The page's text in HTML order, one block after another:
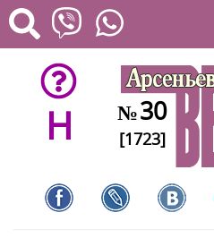
H №30
[1723]